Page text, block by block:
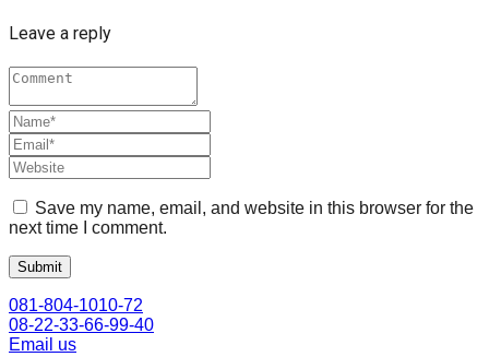
Leave a reply
Save my name, email, and website in this browser for the
next time I comment.
081-804-1010-72
08-22-33-66-99-40
Email us